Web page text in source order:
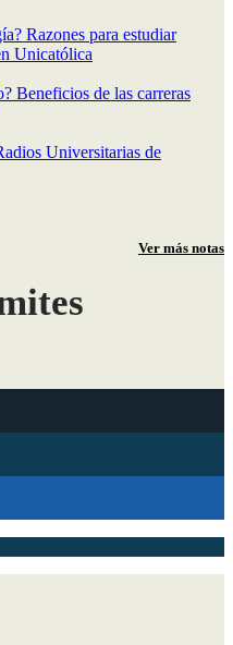
Razones para estudiar
Unicatólica
Beneficios de las carreras
Universitarias de
Ver más notas